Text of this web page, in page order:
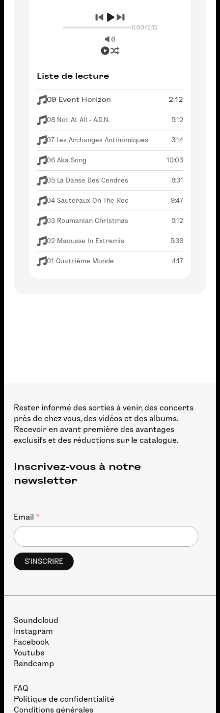
0:00/2:12
Liste de lecture
09 Event Horizon 2:12
08 Not At All - A.D.N. 5:12
07 Les Archanges Antinomiques 3:14
06 Aka Song 10:03
05 La Danse Des Cendres 8:31
04 Sauteraux On The Roc 9:47
03 Roumanian Christmas 5:12
02 Maousse In Extremis 5:36
01 Quatrième Monde 4:17
Rester informé des sorties à venir, des concerts
près de chez vous, des vidéos et des albums.
Recevoir en avant première des avantages
exclusifs et des réductions sur le catalogue.
Inscrivez-vous à notre
newsletter
Email *
Soundcloud
Instagram
Facebook
Youtube
Bandcamp
FAQ
Politique de confidentialité
Conditions générales